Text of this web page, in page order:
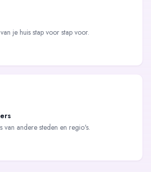
je huis stap voor stap voor.
van andere steden en regio's.